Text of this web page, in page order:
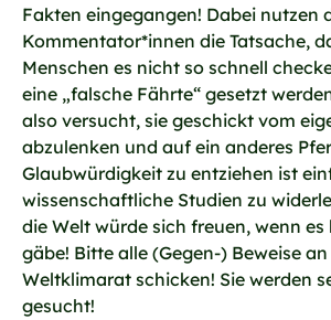
Fakten eingegangen! Dabei nutzen
Kommentator*innen die Tatsache,
Menschen es nicht so schnell
eine „falsche Fährte“ gesetzt
also versucht, sie geschickt vom
abzulenken und auf ein anderes
Glaubwürdigkeit zu entziehen ist
wissenschaftliche Studien zu
die Welt würde sich freuen, wenn
gäbe! Bitte alle (Gegen-) Beweise an
Weltklimarat schicken! Sie werden
gesucht!